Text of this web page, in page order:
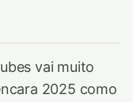
vai muito
2025 como